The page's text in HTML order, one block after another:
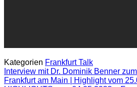
Kategorien Frankfurt Talk
Interview mit Dr. Dominik Benner
Frankfurt am Main | Highlight vom